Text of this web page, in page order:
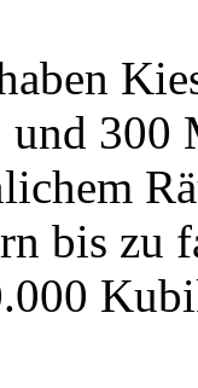
und
bis zu